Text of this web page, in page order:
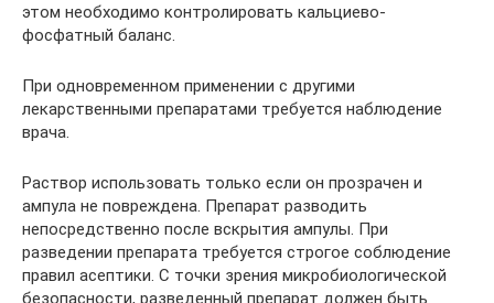
этом необходимо контролировать кальциево-
фосфатный баланс.
При одновременном применении с другими
лекарственными препаратами требуется наблюдение
врача.
Раствор использовать только если он прозрачен и
ампула не повреждена. Препарат разводить
непосредственно после вскрытия ампулы. При
разведении препарата требуется строгое соблюдение
правил асептики. С точки зрения микробиологической
безопасности, разведенный препарат должен быть